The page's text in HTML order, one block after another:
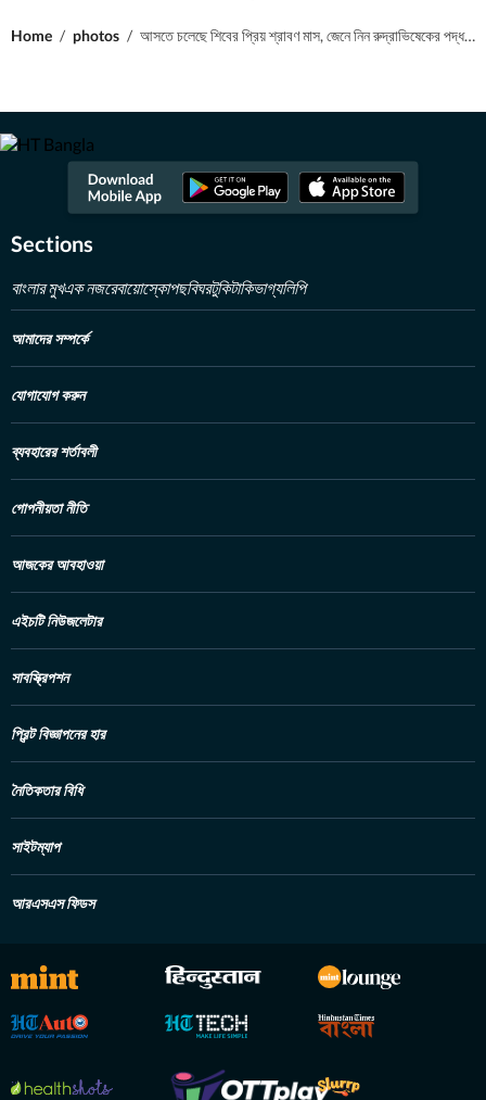
Home / photos / আসতে চলেছে শিবের প্রিয় শ্রাবণ মাস, জেনে নিন রুদ্রাভিষেকের পদ্ধতি ও তিথি তালিকা
Sections
বাংলার মুখএক নজরেবায়োস্কোপছবিঘরটুকিটাকিভাগ্যলিপি
আমাদের সম্পর্কে
যোগাযোগ করুন
ব্যবহারের শর্তাবলী
গোপনীয়তা নীতি
আজকের আবহাওয়া
এইচটি নিউজলেটার
সাবস্ক্রিপশন
প্রিন্ট বিজ্ঞাপনের হার
নৈতিকতার বিধি
সাইটম্যাপ
আরএসএস ফিডস